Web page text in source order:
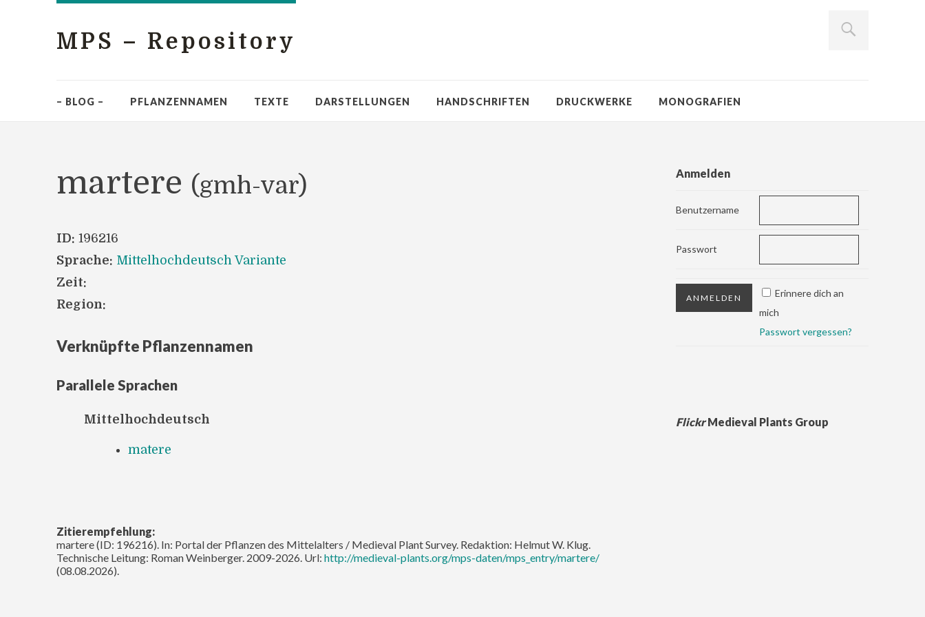
MPS – Repository
– BLOG – PFLANZENNAMEN TEXTE DARSTELLUNGEN HANDSCHRIFTEN DRUCKWERKE MONOGRAFIEN
martere (gmh-var)
ID: 196216
Sprache: Mittelhochdeutsch Variante
Zeit:
Region:
Verknüpfte Pflanzennamen
Parallele Sprachen
Mittelhochdeutsch
matere
Zitierempfehlung:
martere (ID: 196216). In: Portal der Pflanzen des Mittelalters / Medieval Plant Survey. Redaktion: Helmut W. Klug.
Technische Leitung: Roman Weinberger. 2009-2026. Url: http://medieval-plants.org/mps-daten/mps_entry/martere/
(08.08.2026).
Anmelden
Benutzername
Passwort
Erinnere dich an
mich
Passwort vergessen?
FlickrMedieval Plants Group